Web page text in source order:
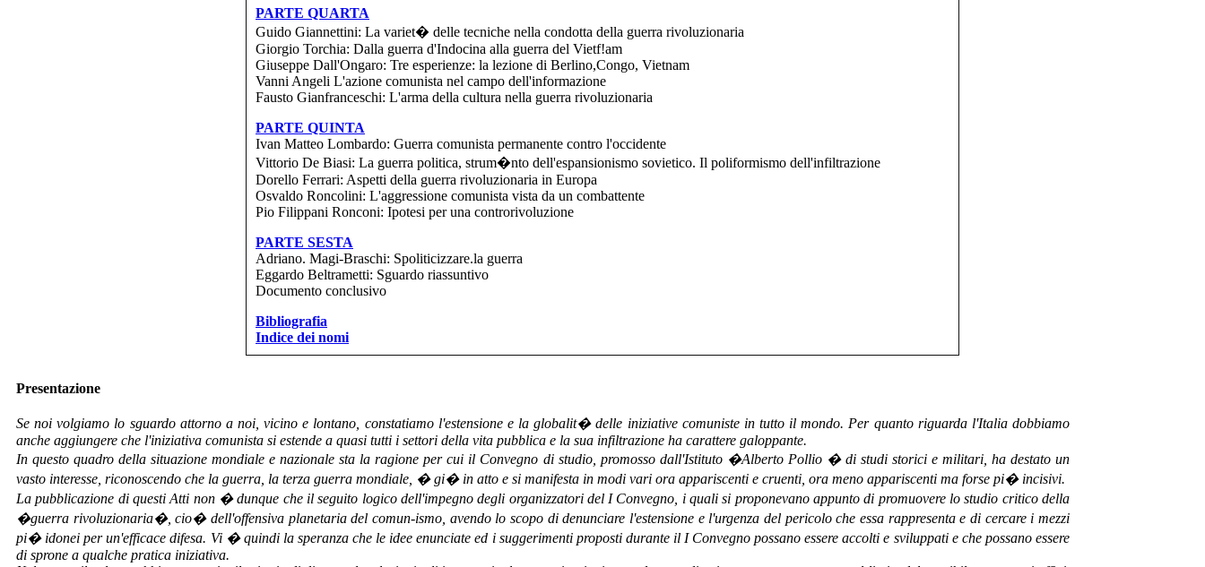
PARTE QUARTA
Guido Giannettini: La variet� delle tecniche nella condotta della guerra rivoluzionaria
Giorgio Torchia: Dalla guerra d'Indocina alla guerra del Vietf!am
Giuseppe Dall'Ongaro: Tre esperienze: la lezione di Berlino,Congo, Vietnam
Vanni Angeli L'azione comunista nel campo dell'informazione
Fausto Gianfranceschi: L'arma della cultura nella guerra rivoluzionaria
PARTE QUINTA
Ivan Matteo Lombardo: Guerra comunista permanente contro l'occidente
Vittorio De Biasi: La guerra politica, strum�nto dell'espansionismo sovietico. Il poliformismo dell'infiltrazione
Dorello Ferrari: Aspetti della guerra rivoluzionaria in Europa
Osvaldo Roncolini: L'aggressione comunista vista da un combattente
Pio Filippani Ronconi: Ipotesi per una controrivoluzione
PARTE SESTA
Adriano. Magi-Braschi: Spoliticizzare.la guerra
Eggardo Beltrametti: Sguardo riassuntivo
Documento conclusivo
Bibliografia
Indice dei nomi
Presentazione
Se noi volgiamo lo sguardo attorno a noi, vicino e lontano, constatiamo l'estensione e la globalit� delle iniziative comuniste in tutto il mondo. Per quanto riguarda l'Italia dobbiamo
anche aggiungere che l'iniziativa comunista si estende a quasi tutti i settori della vita pubblica e la sua infiltrazione ha carattere galoppante.
In questo quadro della situazione mondiale e nazionale sta la ragione per cui il Convegno di studio, promosso dall'Istituto �Alberto Pollio � di studi storici e militari, ha destato un
vasto interesse, riconoscendo che la guerra, la terza guerra mondiale, � gi� in atto e si manifesta in modi vari ora appariscenti e cruenti, ora meno appariscenti ma forse pi� incisivi.
La pubblicazione di questi Atti non � dunque che il seguito logico dell'impegno degli organizzatori del I Convegno, i quali si proponevano appunto di promuovere lo studio critico della
�guerra rivoluzionaria�, cio� dell'offensiva planetaria del comun-ismo, avendo lo scopo di denunciare l'estensione e l'urgenza del pericolo che essa rappresenta e di cercare i mezzi
pi� idonei per un'efficace difesa. Vi � quindi la speranza che le idee enunciate ed i suggerimenti proposti durante il I Convegno possano essere accolti e sviluppati e che possano essere
di sprone a qualche pratica iniziativa.